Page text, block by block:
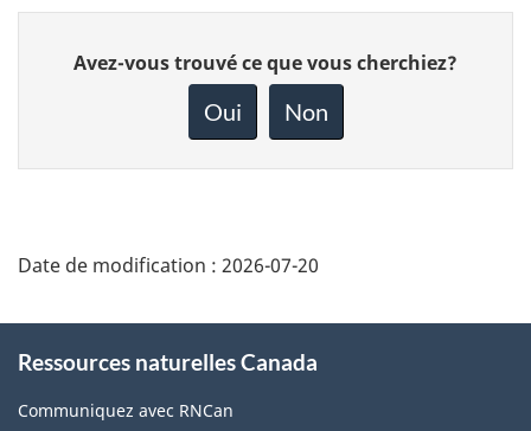
Donnez
votre
page
Avez-vous trouvé ce que vous cherchiez?
Oui Non
Date de modification : 2026-07-20
this
site
Ressources naturelles Canada
Communiquez avec RNCan